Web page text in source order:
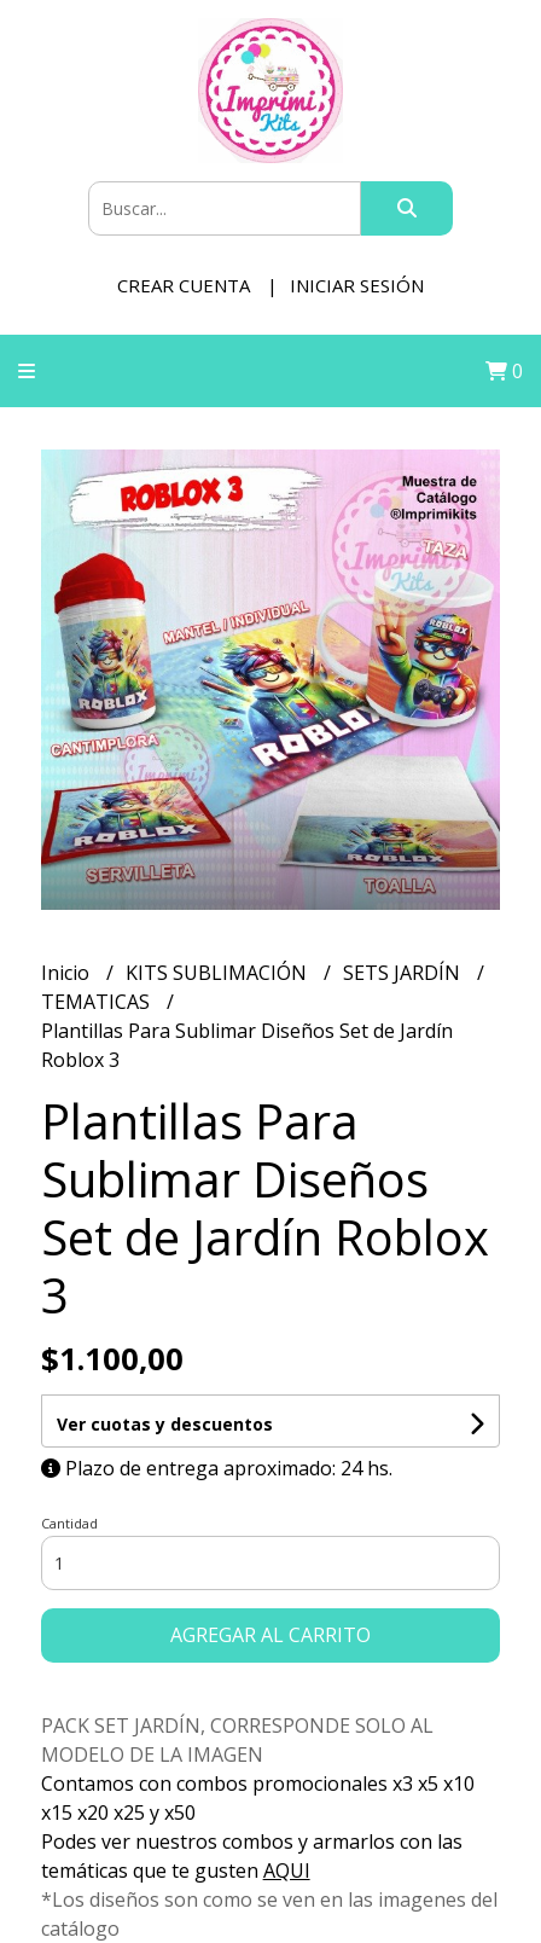
CREAR CUENTA INICIAR SESIÓN
0
Inicio KITS SUBLIMACIÓN
SETS JARDÍN
TEMATICAS
Plantillas Para Sublimar Diseños Set de Jardín
Roblox 3
Plantillas Para
Sublimar Diseños
Set de Jardín Roblox
3
$1.100,00
Ver cuotas y descuentos
Plazo de entrega aproximado: 24 hs.
Cantidad
AGREGAR AL CARRITO
PACK SET JARDÍN, CORRESPONDE SOLO AL
MODELO DE LA IMAGEN
Contamos con combos promocionales x3 x5 x10
x15 x20 x25 y x50
Podes ver nuestros combos y armarlos con las
temáticas que te gusten AQUI
*Los diseños son como se ven en las imagenes del
catálogo